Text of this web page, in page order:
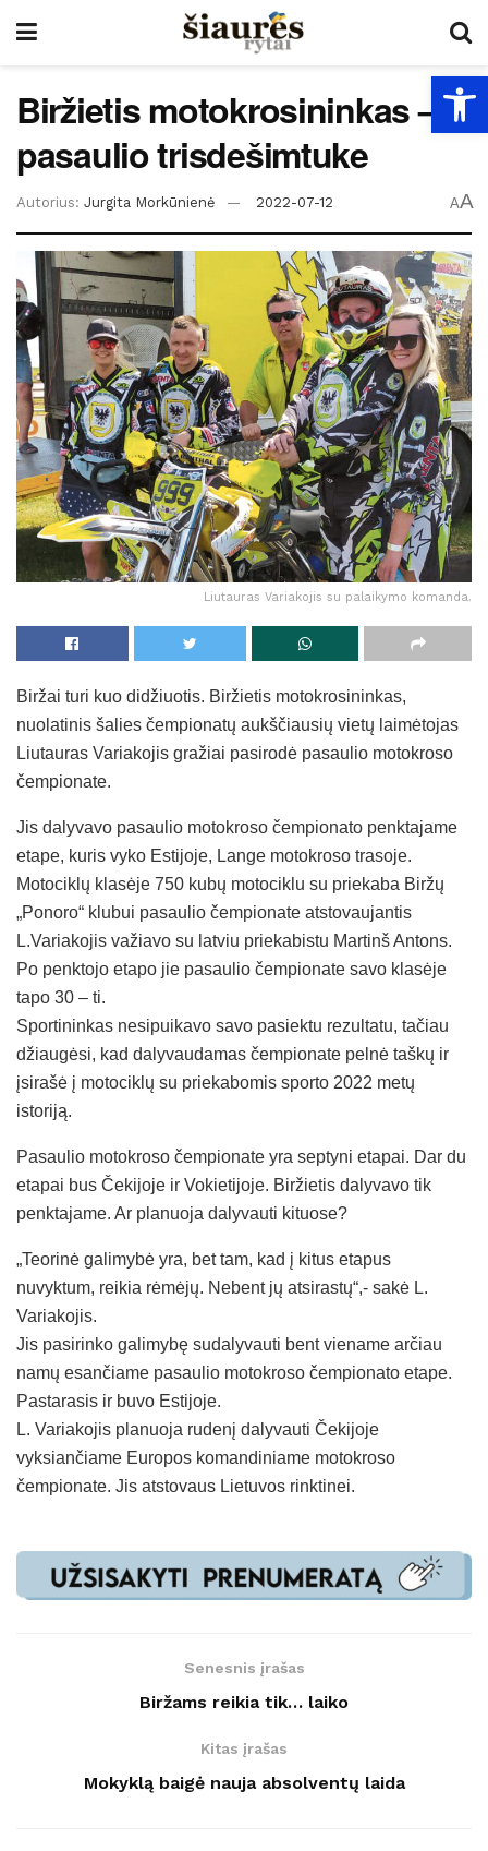
Biržietis motokrosininkas –
pasaulio trisdešimtuke
Autorius: Jurgita Morkūnienė 2022-07-12 AA
Liutauras Variakojis su palaikymo komanda.
Biržai turi kuo didžiuotis. Biržietis motokrosininkas,
nuolatinis šalies čempionatų aukščiausių vietų laimėtojas
Liutauras Variakojis gražiai pasirodė pasaulio motokroso
čempionate.
Jis dalyvavo pasaulio motokroso čempionato penktajame
etape, kuris vyko Estijoje, Lange motokroso trasoje.
Motociklų klasėje 750 kubų motociklu su priekaba Biržų
„Ponoro“ klubui pasaulio čempionate atstovaujantis
L.Variakojis važiavo su latviu priekabistu Martinš Antons.
Po penktojo etapo jie pasaulio čempionate savo klasėje
tapo 30 – ti.
Sportininkas nesipuikavo savo pasiektu rezultatu, tačiau
džiaugėsi, kad dalyvaudamas čempionate pelnė taškų ir
įsirašė į motociklų su priekabomis sporto 2022 metų
istoriją.
Pasaulio motokroso čempionate yra septyni etapai. Dar du
etapai bus Čekijoje ir Vokietijoje. Biržietis dalyvavo tik
penktajame. Ar planuoja dalyvauti kituose?
„Teorinė galimybė yra, bet tam, kad į kitus etapus
nuvyktum, reikia rėmėjų. Nebent jų atsirastų“,- sakė L.
Variakojis.
Jis pasirinko galimybę sudalyvauti bent viename arčiau
namų esančiame pasaulio motokroso čempionato etape.
Pastarasis ir buvo Estijoje.
L. Variakojis planuoja rudenį dalyvauti Čekijoje
vyksiančiame Europos komandiniame motokroso
čempionate. Jis atstovaus Lietuvos rinktinei.
Senesnis įrašas
Biržams reikia tik… laiko
Kitas įrašas
Mokyklą baigė nauja absolventų laida